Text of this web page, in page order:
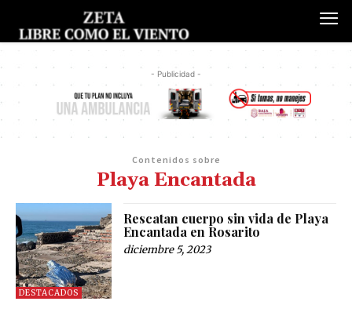
- Publicidad -
Contenidos sobre
Playa Encantada
DESTACADOS
Rescatan cuerpo sin vida de Playa
Encantada en Rosarito
diciembre 5, 2023